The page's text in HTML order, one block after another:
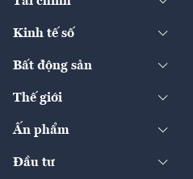
Diễn đàn
Ngân hàng
Bảo hiểm
Kinh tế số
Sản phẩm - Thị trường
Start-up
Quản trị số
Bất động sản
Chính sách
Thế giới
Kinh tế
Ấn phẩm
The Guide
Đầu tư